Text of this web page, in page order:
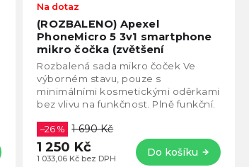
Průměrné
hodnocení
produktu
hvězdiček.
(ROZBALENO) Apexel
PhoneMicro 5 3v1 smartphone
mikro čočka (zvětšení
100x,150x,200x) s LED světlem
Na dotaz
1 033,06 Kč bez DPH
–26 % 1 690 Kč
1 250 Kč Do košíku
Rozbalená sada mikro čoček Ve
výborném stavu, pouze s
minimálními kosmetickými oděrkami
bez vlivu na funkčnost. Plně funkční.
PhoneMicro 5 přemění...